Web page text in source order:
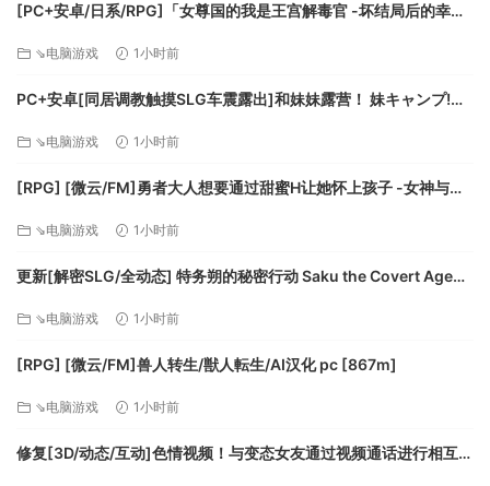
原本隶属于鉴识课，所以有关鉴识的技术流都会。
只是因为极度怕生，所以她完全不想和其他人有所接触，甚至
还会刻意逃避与人的交流。
来到十三课后也是一样，除了上下班时的打招呼外，几乎都不
[PC+安卓/日系/RPG]「女尊国的我是王宫解毒官 -坏结局后的幸福
⇘电脑游戏 1小时前
PC+安卓[同居调教触摸SLG车震露出]和妹妹露营！ 妹キャンプ!
⇘电脑游戏 1小时前
[RPG] [微云/FM]勇者大人想要通过甜蜜H让她怀上孩子 -女神与淫
⇘电脑游戏 1小时前
更新[解密SLG/全动态] 特务朔的秘密行动 Saku the Covert Agent
⇘电脑游戏 1小时前
[RPG] [微云/FM]兽人转生/獣人転生/AI汉化 pc [867m]
⇘电脑游戏 1小时前
修复[3D/动态/互动]色情视频！与变态女友通过视频通话进行相互自